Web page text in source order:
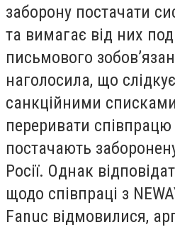
заборону постачати
та вимагає від них
письмового
наголосила, що
санкційними
переривати
постачають
Росії. Однак
щодо співпраці з
Fanuc відмовилися,